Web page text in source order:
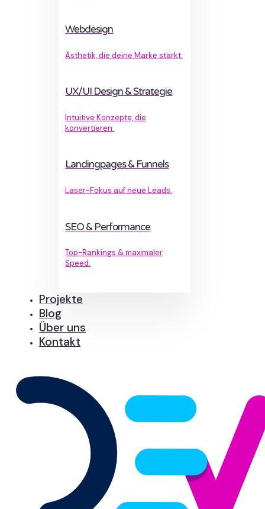
Webdesign
Ästhetik, die deine Marke stärkt.
UX/UI Design & Strategie
Intuitive Konzepte, die
konvertieren.
Landingpages & Funnels
Laser-Fokus auf neue Leads.
SEO & Performance
Top-Rankings & maximaler
Speed.
Projekte
Blog
Über uns
Kontakt